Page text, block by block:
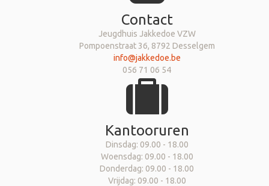
Contact
Jeugdhuis Jakkedoe VZW
Pompoenstraat 36, 8792 Desselgem
info@jakkedoe.be
056 71 06 54
Kantooruren
Dinsdag: 09.00 - 18.00
Woensdag: 09.00 - 18.00
Donderdag: 09.00 - 18.00
Vrijdag: 09.00 - 18.00